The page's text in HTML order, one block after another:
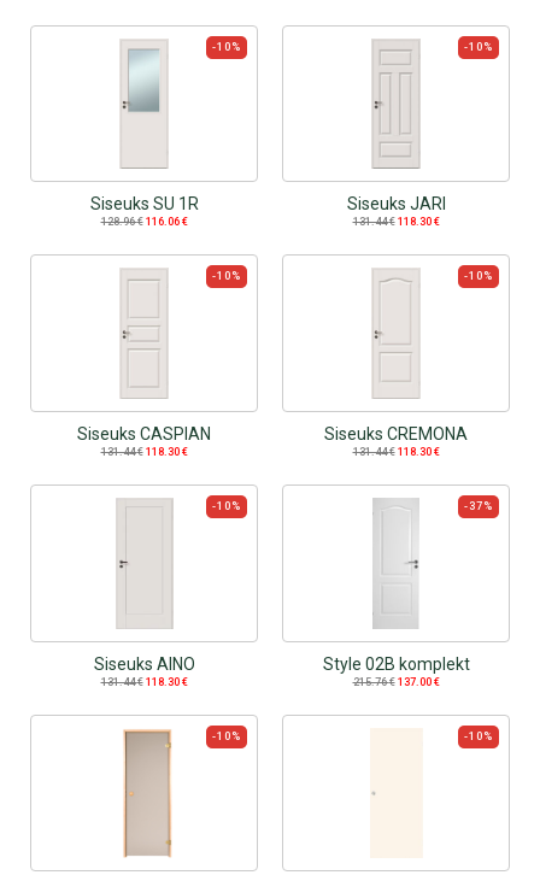
-10%
Siseuks SU 1R
128.96€ 116.06 €
-10%
Siseuks JARI
131.44€ 118.30 €
-10%
Siseuks CASPIAN
131.44€ 118.30 €
-10%
Siseuks CREMONA
131.44€ 118.30 €
-10%
Siseuks AINO
131.44€ 118.30 €
-37%
Style 02B komplekt
215.76€ 137.00 €
-10% -10%